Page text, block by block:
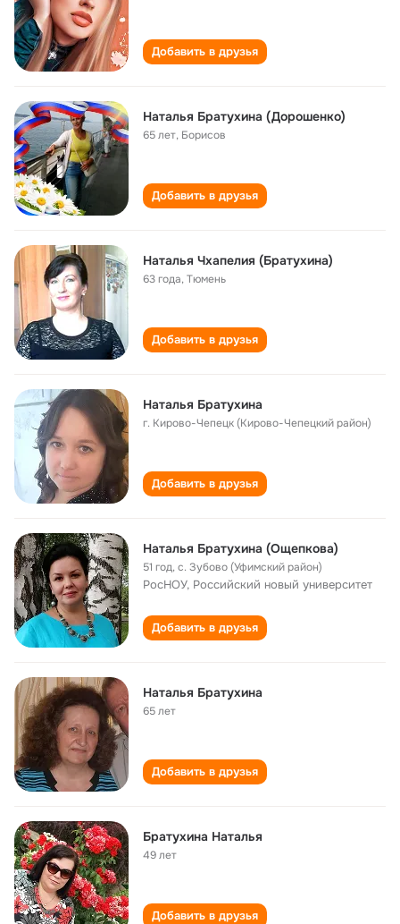
Добавить в друзья
Наталья Братухина (Дорошенко)
65 лет, Борисов
Добавить в друзья
Наталья Чхапелия (Братухина)
63 года,Тюмень
Добавить в друзья
Наталья Братухина
г. Кирово-Чепецк (Кирово-Чепецкий район)
Добавить в друзья
Наталья Братухина (Ощепкова)
51 год,с. Зубово (Уфимский район)
РосНОУ, Российский новый университет
Добавить в друзья
Наталья Братухина
65 лет
Добавить в друзья
Братухина Наталья
49 лет
Добавить в друзья